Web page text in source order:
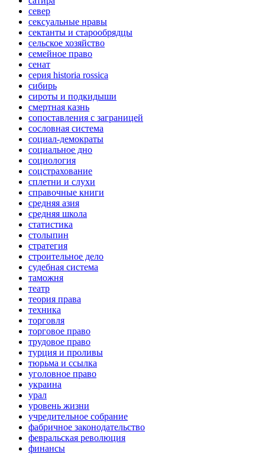
север
сексуальные нравы
сектанты и старообрядцы
сельское хозяйство
семейное право
сенат
серия historia rossica
сибирь
сироты и подкидыши
смертная казнь
сопоставления с заграницей
сословная система
социал-демократы
социальное дно
социология
соцстрахование
сплетни и слухи
справочные книги
средняя азия
средняя школа
статистика
столыпин
стратегия
строительное дело
судебная система
таможня
театр
теория права
техника
торговля
торговое право
трудовое право
турция и проливы
тюрьма и ссылка
уголовное право
украина
урал
уровень жизни
учредительное собрание
фабричное законодательство
февральская революция
финансы